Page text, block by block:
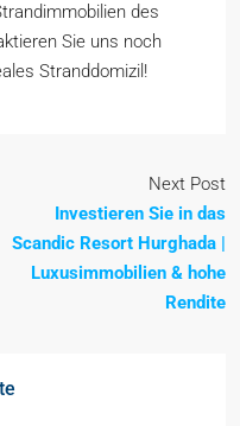
des
Sie uns noch
Stranddomizil!
Next Post
Investieren Sie in das
Scandic Resort Hurghada |
Luxusimmobilien & hohe
Rendite